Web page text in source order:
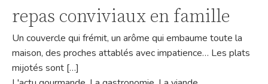
repas conviviaux en famille
Un couvercle qui frémit, un arôme qui embaume toute la
maison, des proches attablés avec impatience… Les plats
mijotés sont […]